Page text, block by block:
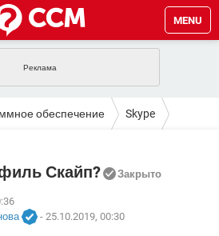
MENU
FACEBOOK
ВИДЕО
ВКОНТАКТЕ
TELEGRAM
TELEGRAM
обеспечение Skype
Скайп? Закрыто
- 25.10.2019, 00:30